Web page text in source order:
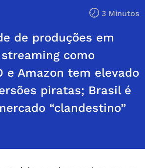
3 Minutos
de produções em
como
e Amazon tem elevado
piratas; Brasil é
“clandestino”